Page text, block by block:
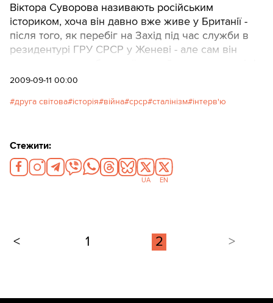
Віктора Суворова називають російським
істориком, хоча він давно вже живе у Британії -
після того, як перебіг на Захід під час служби в
резидентурі ГРУ СРСР у Женеві - aле сам він
- Володимир Різун. Він чудово розуміє українську,
рамках серіалу Української служби Бі-Бі-Сі про
Дніпропетровщини, батько - Богдан, також
українець.
2009-09-11 00:00
друга світова історія війна срср сталінізм інтерв'ю
Стежити:
UA EN
< 1 2 >